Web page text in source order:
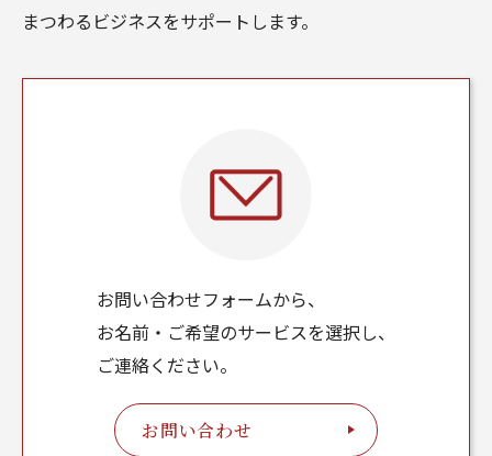
まつわるビジネスをサポートします。
お問い合わせフォームから、
お名前・ご希望のサービスを選択し、
ご連絡ください。
お問い合わせ